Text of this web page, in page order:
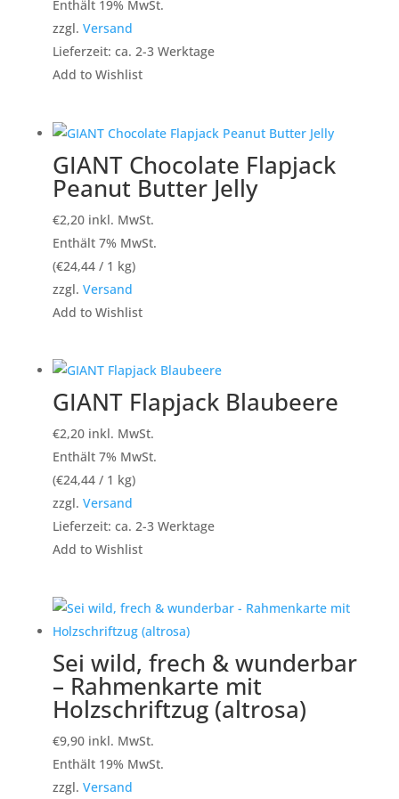
Enthält 19% MwSt.
zzgl. Versand
Lieferzeit: ca. 2-3 Werktage
Add to Wishlist
GIANT Chocolate Flapjack
Peanut Butter Jelly
€2,20 inkl. MwSt.
Enthält 7% MwSt.
(€24,44/ 1 kg)
zzgl. Versand
Add to Wishlist
GIANT Flapjack Blaubeere
€2,20 inkl. MwSt.
Enthält 7% MwSt.
(€24,44/ 1 kg)
zzgl. Versand
Lieferzeit: ca. 2-3 Werktage
Add to Wishlist
Sei wild, frech & wunderbar
– Rahmenkarte mit
Holzschriftzug (altrosa)
€9,90 inkl. MwSt.
Enthält 19% MwSt.
zzgl. Versand